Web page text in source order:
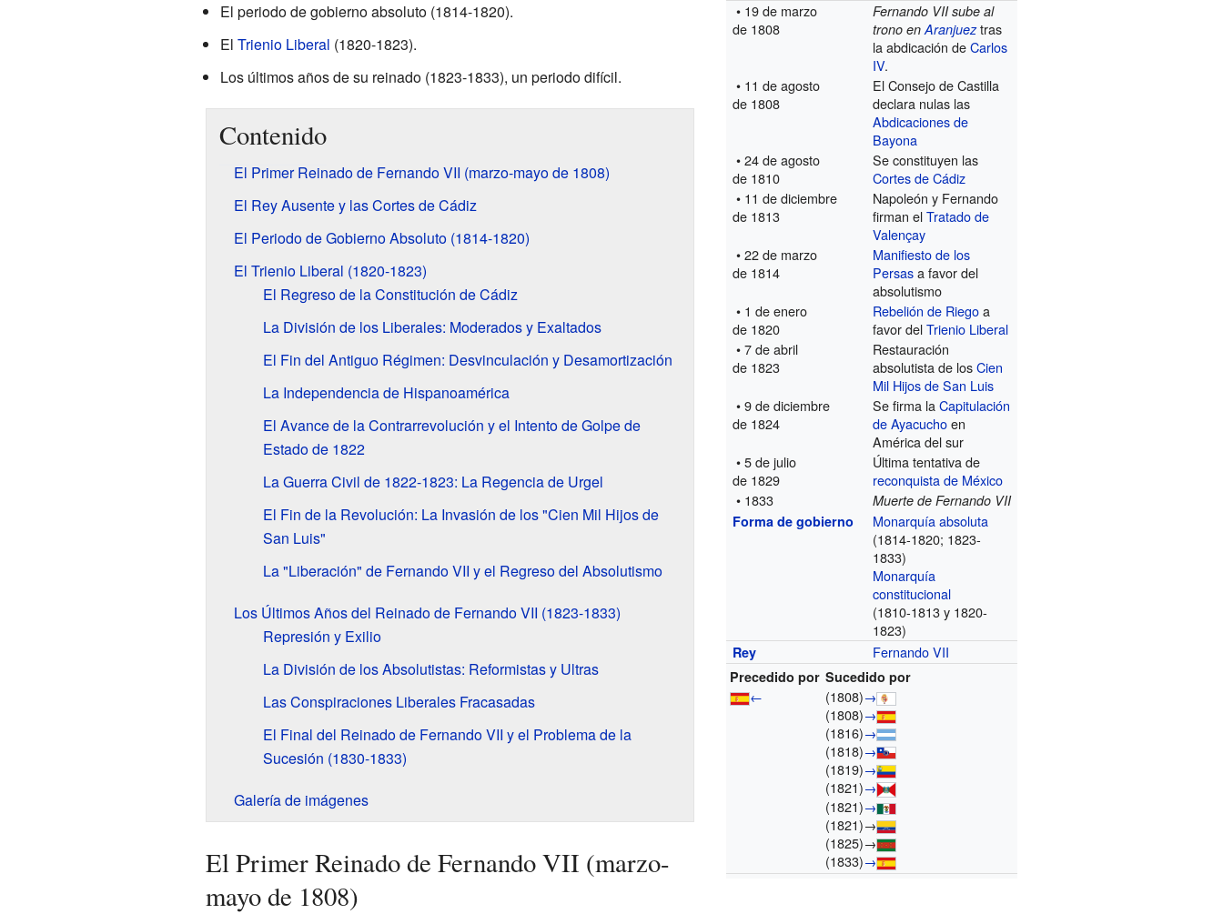
• 19 de marzo
de 1808
Fernando VII sube al
trono enAranjueztras
la abdicación deCarlos
IV.
• 11 de agosto
de 1808
El Consejo de Castilla
declara nulas las
Abdicaciones de
Bayona
• 24 de agosto
de 1810
Se constituyen las
Cortes de Cádiz
• 11 de diciembre
de 1813
Napoleón y Fernando
firman elTratado de
Valençay
• 22 de marzo
de 1814
Manifiesto de los
Persasa favor del
absolutismo
• 1 de enero
de 1820
Rebelión de Riegoa
favor delTrienio Liberal
• 7 de abril
de 1823
Restauración
absolutista de losCien
Mil Hijos de San Luis
• 9 de diciembre
de 1824
Se firma laCapitulación
de Ayacuchoen
América del sur
• 5 de julio
de 1829
Última tentativa de
reconquista de México
• 1833
Muerte de Fernando VII
Forma de gobierno
Monarquía absoluta
(1814-1820; 1823-
1833)
Monarquía
constitucional
(1810-1813 y 1820-
1823)
Rey Fernando VII
Precedido por Sucedido por
← (1808)→
(1808)→
(1816)→
(1818)→
(1819)→
(1821)→
(1821)→
(1821)→
(1825)→
(1833)→
El periodo de gobierno absoluto (1814-1820).
El Trienio Liberal (1820-1823).
Los últimos años de su reinado (1823-1833), un periodo difícil.
Contenido
El Primer Reinado de Fernando VII (marzo-mayo de 1808)
El Rey Ausente y las Cortes de Cádiz
El Periodo de Gobierno Absoluto (1814-1820)
El Trienio Liberal (1820-1823)
El Regreso de la Constitución de Cádiz
La División de los Liberales: Moderados y Exaltados
El Fin del Antiguo Régimen: Desvinculación y Desamortización
La Independencia de Hispanoamérica
El Avance de la Contrarrevolución y el Intento de Golpe de
Estado de 1822
La Guerra Civil de 1822-1823: La Regencia de Urgel
El Fin de la Revolución: La Invasión de los "Cien Mil Hijos de
San Luis"
La "Liberación" de Fernando VII y el Regreso del Absolutismo
Los Últimos Años del Reinado de Fernando VII (1823-1833)
Represión y Exilio
La División de los Absolutistas: Reformistas y Ultras
Las Conspiraciones Liberales Fracasadas
El Final del Reinado de Fernando VII y el Problema de la
Sucesión (1830-1833)
Galería de imágenes
El Primer Reinado de Fernando VII (marzo-
mayo de 1808)